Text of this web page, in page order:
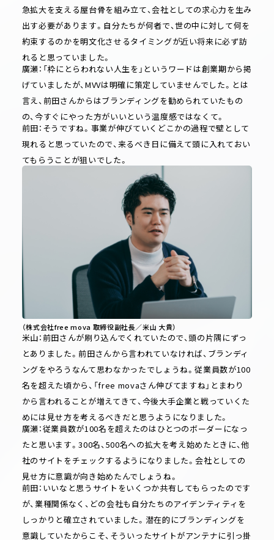
急拡大を支える屋台骨を組み立て、会社としての求心力を生み
出す必要があります。自分たちが何者で、世の中に対して何を
約束するのかを明文化させるタイミングが近い将来に必ず訪
れると思っていました。
廣瀬：「枠にとらわれない人生を」というワードは創業期から掲
げていましたが、MVVは明確に策定していませんでした。とは
言え、前田さんからはブランディングを勧められていたもの
の、今すぐにやった方がいいという温度感ではなくて。
前田：そうですね。事業が伸びていくどこかの過程で壁として
現れると思っていたので、来るべき日に備えて頭に入れておい
てもらうことが狙いでした。
（株式会社free mova 取締役副社長／米山 大貴）
米山：前田さんが刷り込んでくれていたので、頭の片隅にずっ
とありました。前田さんから言われていなければ、ブランディ
ングをやろうなんて思わなかったでしょうね。従業員数が100
名を超えた頃から、「free movaさん伸びてますね」とまわり
から言われることが増えてきて、今後大手企業と戦っていくた
めには見せ方を考えるべきだと思うようになりました。
廣瀬：従業員数が100名を超えたのはひとつのボーダーになっ
たと思います。300名、500名への拡大を考え始めたときに、他
社のサイトをチェックするようになりました。会社としての
見せ方に意識が向き始めたんでしょうね。
前田：いいなと思うサイトをいくつか共有してもらったのです
が、業種関係なく、どの会社も自分たちのアイデンティティを
しっかりと確立されていました。潜在的にブランディングを
意識していたからこそ、そういったサイトがアンテナに引っ掛